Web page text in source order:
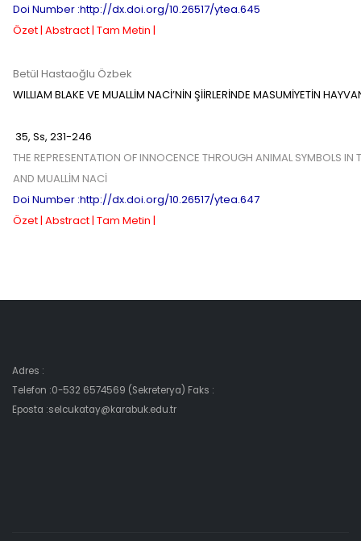
Doi Number :http://dx.doi.org/10.26517/ytea.645
Özet | Abstract | Tam Metin |
Betül Hastaoğlu Özbek
WILLIAM BLAKE VE MUALLİM NACİ’NİN ŞİİRLERİNDE MASUMİYETİN
35, Ss, 231-246
THE REPRESENTATION OF INNOCENCE THROUGH ANIMAL SYMBOLS IN
AND MUALLİM NACİ
Doi Number :http://dx.doi.org/10.26517/ytea.647
Özet | Abstract | Tam Metin |
Adres :
Telefon :0-532 6574569 (Sekreterya) Faks :
Eposta :selcukatay@karabuk.edu.tr